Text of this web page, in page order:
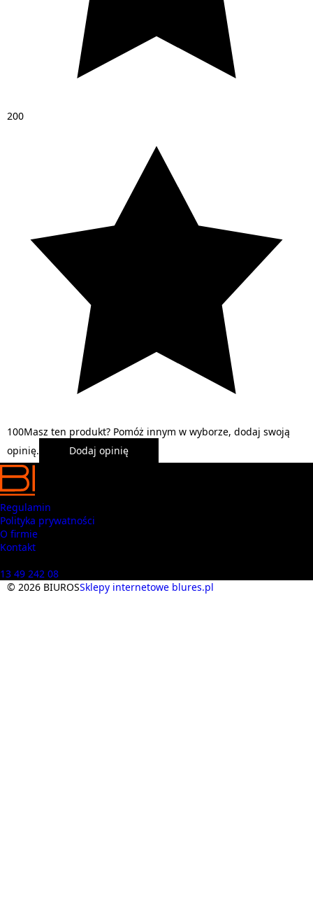
200
100Masz ten produkt? Pomóż innym w wyborze, dodaj swoją
opinię.
Dodaj opinię
Regulamin
Polityka prywatności
O firmie
Kontakt
13 49 242 08
© 2026 BIUROSSklepy internetowe blures.pl